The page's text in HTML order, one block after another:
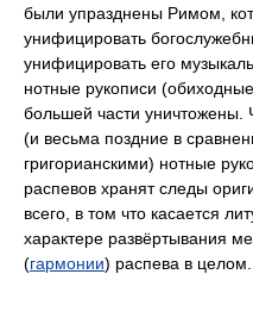
были упразднены Римом,
унифицировать
унифицировать его
нотные рукописи
большей части
(и весьма поздние в
григорианскими) нотные
распевов хранят следы
всего, в том что касается
характере развёртывания
(гармонии) распева в целом.